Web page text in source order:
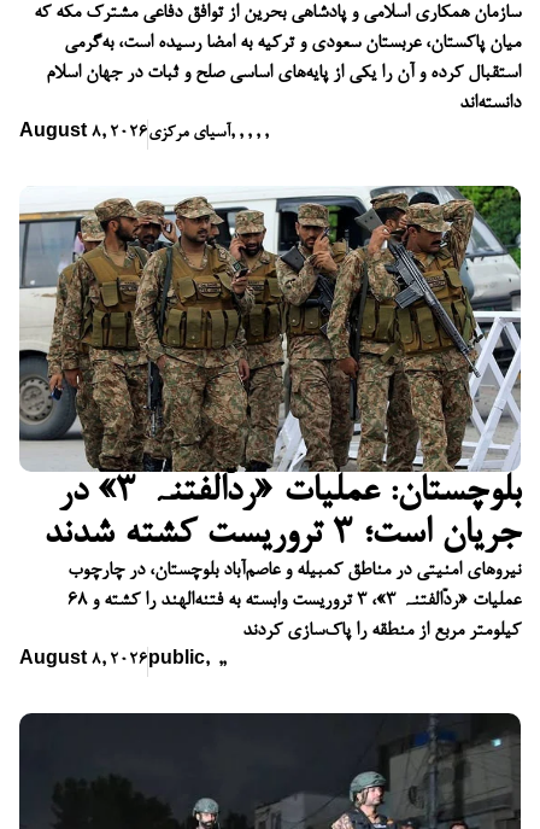
سازمان همکاری اسلامی و پادشاهی بحرین از توافق دفاعی مشترک مکه که
میان پاکستان، عربستان سعودی و ترکیه به امضا رسیده است، به‌گرمی
استقبال کرده و آن را یکی از پایه‌های اساسی صلح و ثبات در جهان اسلام
دانسته‌اند
August 8, 2026آسیای مرکزی, , , , ,
بلوچستان: عملیات «ردّالفتنہ ۳» در
جریان است؛ ۳ تروریست کشته شدند
نیروهای امنیتی در مناطق کمبیله و عاصم‌آباد بلوچستان، در چارچوب
عملیات «ردّالفتنہ ۳»، ۳ تروریست وابسته به فتنه‌الهند را کشته و ۶۸
کیلومتر مربع از منطقه را پاک‌سازی کردند
August 8, 2026 public, ,,